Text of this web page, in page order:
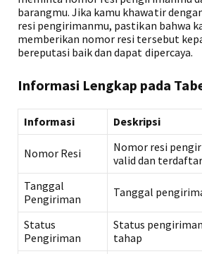
barangmu. Jika kamu khawatir
resi pengirimanmu, pastikan bahwa
memberikan nomor resi tersebut
bereputasi baik dan dapat dipercaya.
Informasi Lengkap pada
Informasi Deskripsi
Nomor Resi
Nomor resi
valid dan
Tanggal
Pengiriman
Tanggal
Status
Pengiriman
Status
tahap